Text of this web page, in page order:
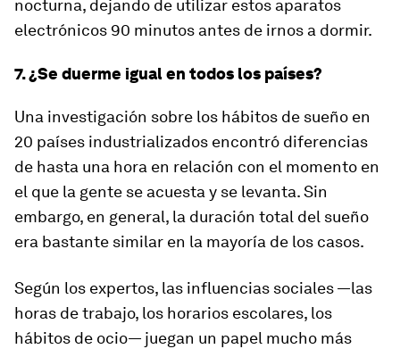
nocturna, dejando de utilizar estos aparatos
electrónicos 90 minutos antes de irnos a dormir.
7. ¿Se duerme igual en todos los países?
Una investigación sobre los hábitos de sueño en
20 países industrializados encontró diferencias
de hasta una hora en relación con el momento en
el que la gente se acuesta y se levanta. Sin
embargo, en general, la duración total del sueño
era bastante similar en la mayoría de los casos.
Según los expertos, las influencias sociales —las
horas de trabajo, los horarios escolares, los
hábitos de ocio— juegan un papel mucho más